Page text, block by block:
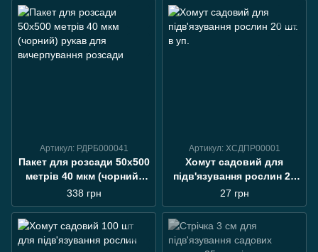
Артикул: РДРБ000041
Пакет для розсади 50х500
метрів 40 мкм (чорний)
рукав для вичерпування
розсади
338 грн
Артикул: ХСДПР00001
Хомут садовий для
підв'язування рослин 20
шт. в уп.
27 грн